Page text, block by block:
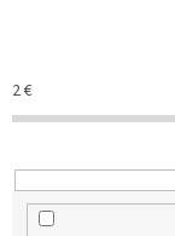
r
o
u
k
2€